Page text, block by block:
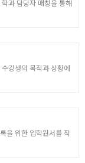
과 담당자 매칭을 통해
강생의 목적과 상황에
을 위한 입학원서를 작